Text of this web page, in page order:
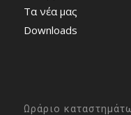
Τα νέα μας
Downloads
Ωράριο